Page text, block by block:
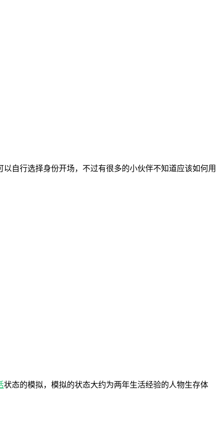
自行选择身份开场，不过有很多的小伙伴不知道应该如何用
状态的模拟，模拟的状态大约为两年生活经验的人物生存体